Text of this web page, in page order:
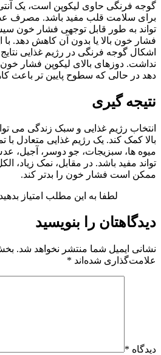
گوجه فرنگی حاوی لیکوپن است، یک
برای سلامت قلب مفید باشد. مصرف
تواند به طور قابل توجهی فشار خون
فشار خون بالا یا بدون آن کاهش دهد. با
اشکال گوجه فرنگی در رژیم غذایی
نداشت. دوزهای بالای لیکوپن فشار
دهد در حالی که سطوح پایین تر
نتیجه گیری
انتخاب رژیم غذایی و سبک زندگی می
بالا کمک کند. یک رژیم غذایی متعادل
میوه ها، سبزیجات، جو دوسر، آجیل،
تواند مفید باشد. در مقابل، نمک زیاد،
ممکن است فشار خون را بدتر کند.
لطفا به این مطلب امتیاز
دیدگاهتان را بنویسید
نشانی ایمیل شما منتشر نخواهد شد.
علامت‌گذاری شده‌اند *
دیدگاه *